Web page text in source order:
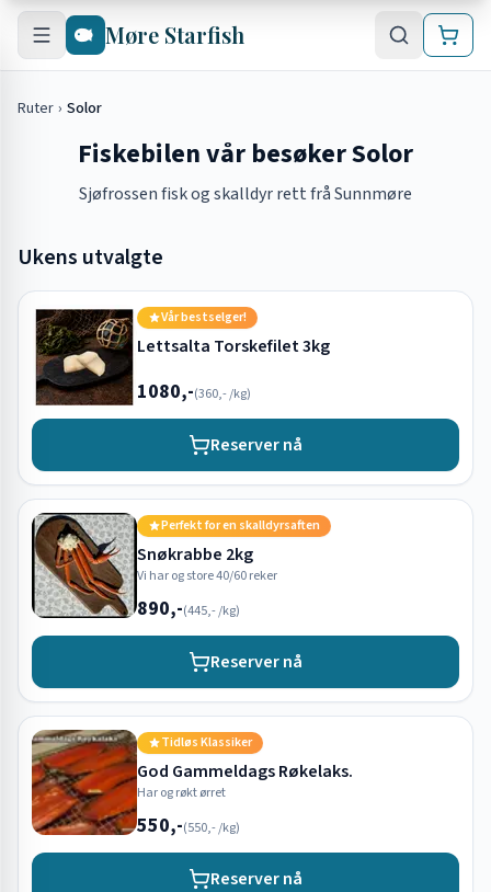
Hopp til hovedinnhold
Møre Starfish
Ruter › Solor
Fiskebilen vår besøker Solor
Sjøfrossen fisk og skalldyr rett frå Sunnmøre
Ukens utvalgte
Vår bestselger!
Lettsalta Torskefilet 3kg
1080,-(360,-/kg)
Reserver nå
Perfekt for en skalldyrsaften
Snøkrabbe 2kg
Vi har og store 40/60 reker
890,-(445,-/kg)
Reserver nå
Tidløs Klassiker
God Gammeldags Røkelaks.
Har og røkt ørret
550,-(550,-/kg)
Reserver nå